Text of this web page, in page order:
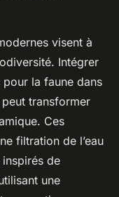
visent à
Intégrer
la faune dans
peut transformer
Ces
filtration de l’eau
de
une